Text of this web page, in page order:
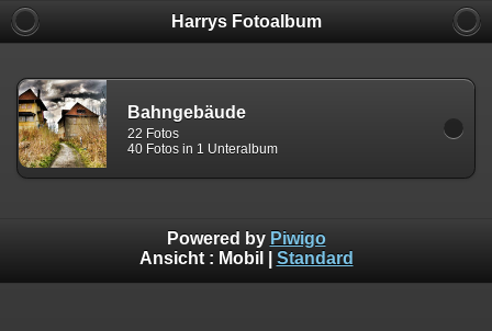
Harrys Fotoalbum
Bahngebäude
22 Fotos
40 Fotos in 1 Unteralbum
Powered by Piwigo
Ansicht : Mobil Standard